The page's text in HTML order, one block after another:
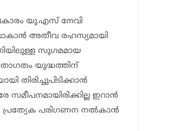
യു.എസ് നേവി
അതീവ രഹസ്യമായി
സുഗമമായ
യുദ്ധത്തിന്
തിരിച്ചുപിടിക്കാൻ
സമീപനമായിരിക്കില്ല ഇറാൻ
പരിഗണന നൽകാൻ